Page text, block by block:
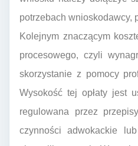
potrzebach wnioskodawcy,
Kolejnym znaczącym
procesowego, czyli
skorzystanie z pomocy
Wysokość tej opłaty jest
regulowana przez
czynności adwokackie